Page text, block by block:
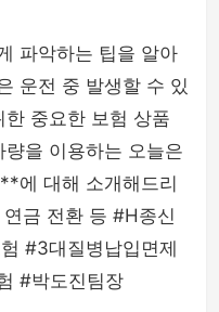
파악하는 팁을 알아
운전 중 발생할 수 있
중요한 보험 상품
을 이용하는 오늘은
에 대해 소개해드리
금 전환 등 #H종신
#3대질병납입면제
#박도진팀장